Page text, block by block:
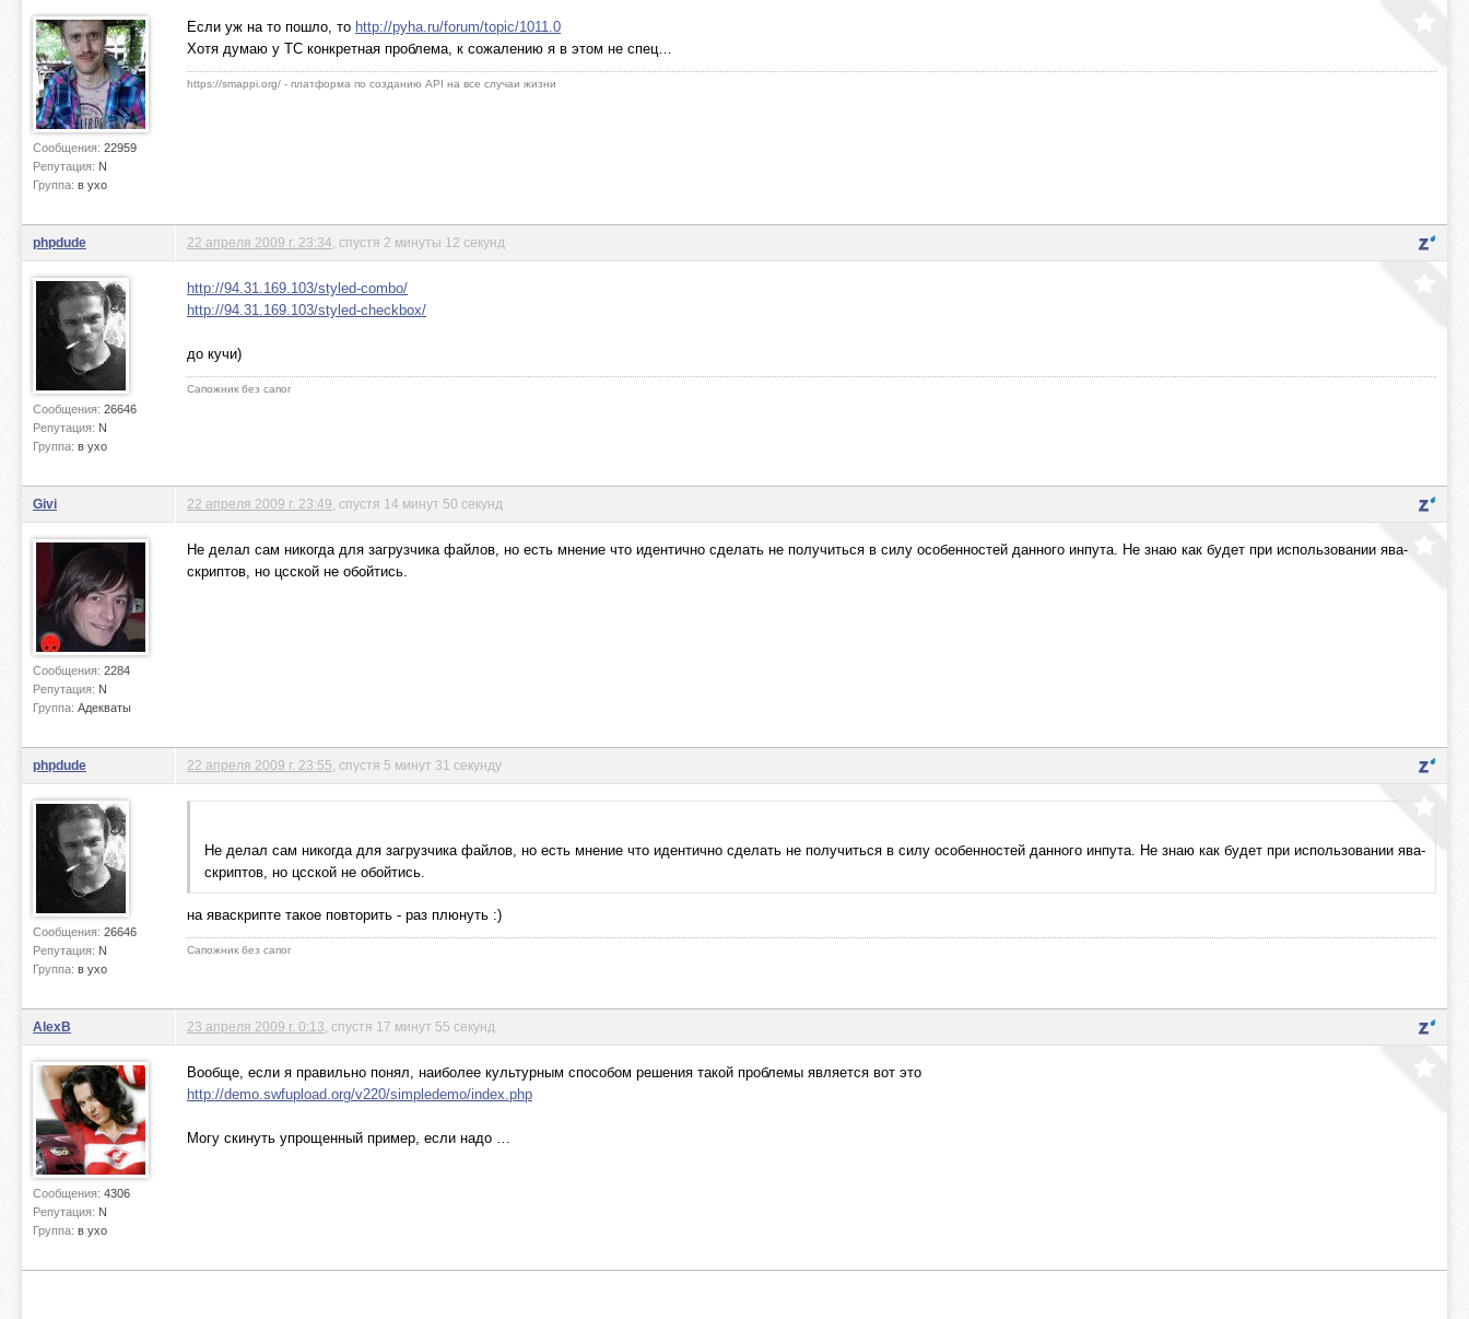
Сообщения: 22959
Репутация: N
Группа: в ухо
Если уж на то пошло, то http://pyha.ru/forum/topic/1011.0
Хотя думаю у ТС конкретная проблема, к сожалению я в этом не спец…
https://smappi.org/ - платформа по созданию API на все случаи жизни
phpdude
Сообщения: 26646
Репутация: N
Группа: в ухо
22 апреля 2009 г. 23:34 , спустя 2 минуты 12 секунд
http://94.31.169.103/styled-combo/
http://94.31.169.103/styled-checkbox/
до кучи)
Сапожник без сапог
Givi
Сообщения: 2284
Репутация: N
Группа: Адекваты
22 апреля 2009 г. 23:49 , спустя 14 минут 50 секунд
Не делал сам никогда для загрузчика файлов, но есть мнение что идентично сделать не получиться в силу особенностей данного инпута. Не знаю как будет при использовании ява-
скриптов, но цсской не обойтись.
phpdude
Сообщения: 26646
Репутация: N
Группа: в ухо
22 апреля 2009 г. 23:55 , спустя 5 минут 31 секунду
Не делал сам никогда для загрузчика файлов, но есть мнение что идентично сделать не получиться в силу особенностей данного инпута. Не знаю как будет при использовании ява-
скриптов, но цсской не обойтись.
на яваскрипте такое повторить - раз плюнуть :)
Сапожник без сапог
AlexB
Сообщения: 4306
Репутация: N
Группа: в ухо
23 апреля 2009 г. 0:13 , спустя 17 минут 55 секунд
Вообще, если я правильно понял, наиболее культурным способом решения такой проблемы является вот это
http://demo.swfupload.org/v220/simpledemo/index.php
Могу скинуть упрощенный пример, если надо …